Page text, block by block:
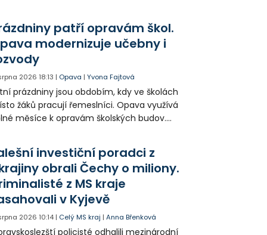
patří opravám škol.
modernizuje učebny i
2026 18:13 | Opava |Yvona Fajtová
prázdniny jsou obdobím, kdy ve školách
žáků pracují řemeslníci. Opava využívá
měsíce k opravám školských budov.
investiční poradci z
obrali Čechy o miliony.
z MS kraje
v Kyjevě
2026 10:14 | Celý MS kraj |Anna Břenková
policisté odhalili mezinárodní